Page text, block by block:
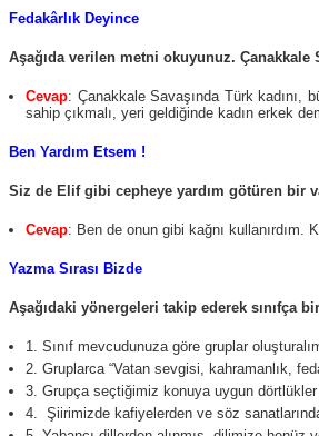
Fedakârlık Deyince
Aşağıda verilen metni okuyunuz. Çanakkale
Cevap: Çanakkale Savaşında Türk kadını,
sahip çıkmalı, yeri geldiğinde kadın erkek
Ben Yardım Etsem !
Siz de Elif gibi cepheye yardım götüren bir
Cevap: Ben de onun gibi kağnı kullanırdım.
Yazma Sırası Bizde
Aşağıdaki yönergeleri takip ederek sınıfça
1. Sınıf mevcudunuza göre gruplar
2. Gruplarca “Vatan sevgisi, kahramanlık,
3. Grupça seçtiğimiz konuya uygun dörtlükler
4. Şiirimizde kafiyelerden ve söz